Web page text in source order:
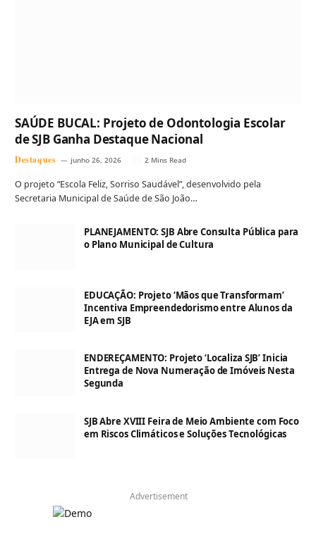
SAÚDE BUCAL: Projeto de Odontologia Escolar
de SJB Ganha Destaque Nacional
Destaques junho 26, 2026 2 Mins Read
O projeto “Escola Feliz, Sorriso Saudável”, desenvolvido pela
Secretaria Municipal de Saúde de São João…
PLANEJAMENTO: SJB Abre Consulta Pública para
o Plano Municipal de Cultura
EDUCAÇÃO: Projeto ‘Mãos que Transformam’
Incentiva Empreendedorismo entre Alunos da
EJA em SJB
ENDEREÇAMENTO: Projeto ‘Localiza SJB’ Inicia
Entrega de Nova Numeração de Imóveis Nesta
Segunda
SJB Abre XVIII Feira de Meio Ambiente com Foco
em Riscos Climáticos e Soluções Tecnológicas
Advertisement